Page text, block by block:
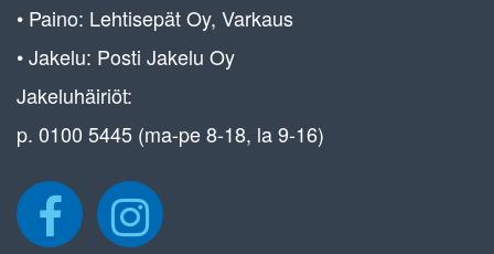
• Paino: Lehtisepät Oy, Varkaus
• Jakelu: Posti Jakelu Oy
Jakeluhäiriöt:
p. 0100 5445 (ma-pe 8-18, la 9-16)